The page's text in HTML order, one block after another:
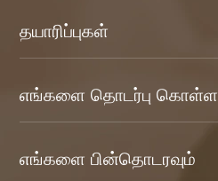
தயாரிப்புகள்
எங்களை தொடர்பு கொள்ள
எங்களை பின்தொடரவும்